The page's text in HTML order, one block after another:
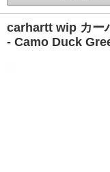
carhartt wip カー
- Camo Duck